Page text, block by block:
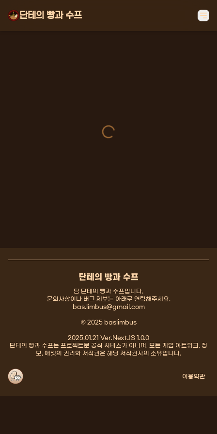
단테의 빵과 수프
단테의 빵과 수프
팀 단테의 빵과 수프입니다.
문의사항이나 버그 제보는 아래로 연락해주세요.
bas.limbus@gmail.com
© 2025 baslimbus
2025.01.21 Ver.NextJS 1.0.0
단테의 빵과 수프는 프로젝트문 공식 서비스가 아니며, 모든 게임 아트워크, 정
보, 애셋의 권리와 저작권은 해당 저작권자의 소유입니다.
이용약관